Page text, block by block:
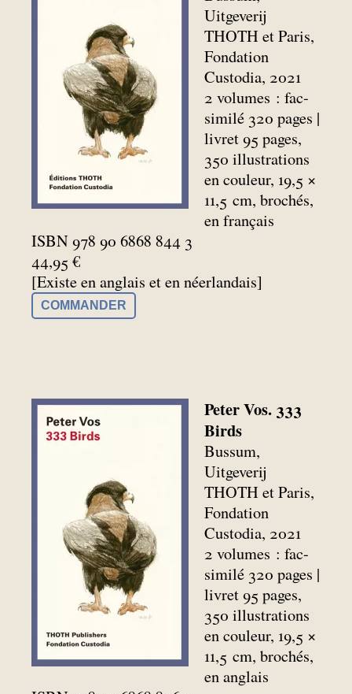
Uitgeverij
THOTH et Paris,
Fondation
Custodia, 2021
2 volumes : fac-
similé 320 pages |
livret 95 pages,
350 illustrations
en couleur, 19,5 ×
11,5 cm, brochés,
en français
ISBN 978 90 6868 844 3
44,95 €
[Existe en anglais et en néerlandais]
COMMANDER
Peter Vos. 333
Birds
Bussum,
Uitgeverij
THOTH et Paris,
Fondation
Custodia, 2021
2 volumes : fac-
similé 320 pages |
livret 95 pages,
350 illustrations
en couleur, 19,5 ×
11,5 cm, brochés,
en anglais